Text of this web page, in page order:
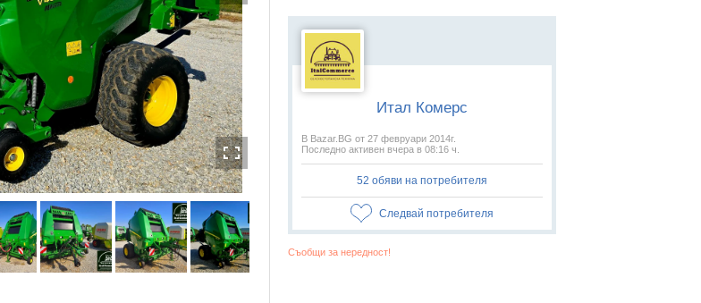
Итал Комерс
В Bazar.BG от 27 февруари 2014г.
Последно активен вчера в 08:16 ч.
52 обяви на потребителя
Следвай потребителя
Съобщи за нередност!